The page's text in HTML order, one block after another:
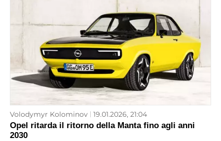
Volodymyr Kolominov 19.01.2026, 21:04
Opel ritarda il ritorno della Manta fino agli anni
2030